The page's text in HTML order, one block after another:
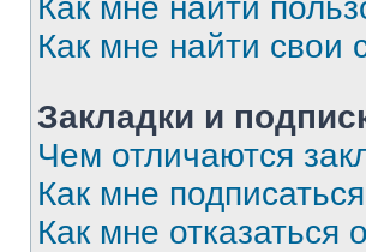
Как мне найти
Как мне найти
Закладки и
Чем отличаются
Как мне
Как мне отказаться